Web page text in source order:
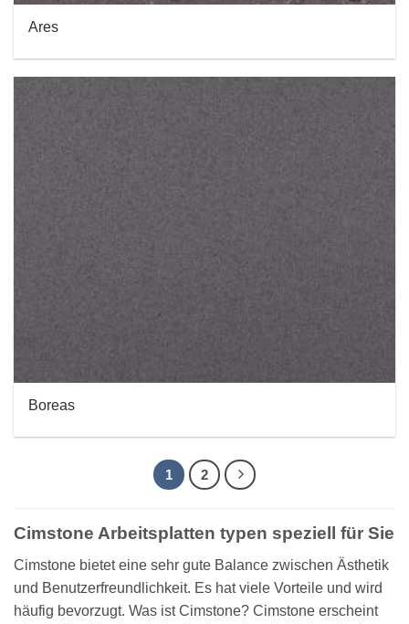
Ares
Boreas
1 2
Cimstone Arbeitsplatten typen speziell für Sie
Cimstone bietet eine sehr gute Balance zwischen Ästhetik
und Benutzerfreundlichkeit. Es hat viele Vorteile und wird
häufig bevorzugt. Was ist Cimstone? Cimstone erscheint